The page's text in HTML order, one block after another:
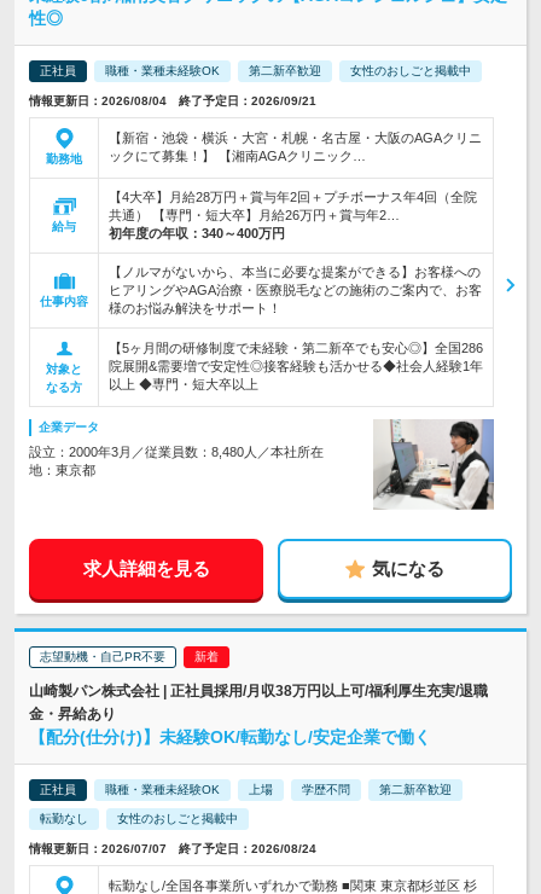
性◎
正社員 職種・業種未経験OK 第二新卒歓迎 女性のおしごと掲載中
情報更新日：2026/08/04 終了予定日：2026/09/21
勤務地
【新宿・池袋・横浜・大宮・札幌・名古屋・大阪のAGAクリニ
ックにて募集！】 【湘南AGAクリニック…
給与
【4大卒】月給28万円＋賞与年2回＋プチボーナス年4回（全院
共通） 【専門・短大卒】月給26万円＋賞与年2…
初年度の年収： 340～400万円
仕事内容
【ノルマがないから、本当に必要な提案ができる】お客様への
ヒアリングやAGA治療・医療脱毛などの施術のご案内で、お客
様のお悩み解決をサポート！
対象と
なる方
【5ヶ月間の研修制度で未経験・第二新卒でも安心◎】全国286
院展開&需要増で安定性◎接客経験も活かせる◆社会人経験1年
以上 ◆専門・短大卒以上
企業データ
設立：2000年3月／従業員数：8,480人／本社所在
地：東京都
求人詳細を見る 気になる
志望動機・自己PR不要
山崎製パン株式会社 | 正社員採用/月収38万円以上可/福利厚生充実/退職
金・昇給あり
【配分(仕分け)】未経験OK/転勤なし/安定企業で働く
正社員 職種・業種未経験OK 上場 学歴不問 第二新卒歓迎
転勤なし 女性のおしごと掲載中
情報更新日：2026/07/07 終了予定日：2026/08/24
転勤なし/全国各事業所いずれかで勤務 ■関東 東京都杉並区 杉